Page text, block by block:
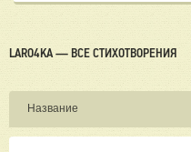
LARO4KA — ВСЕ СТИХОТВОРЕНИЯ
Название